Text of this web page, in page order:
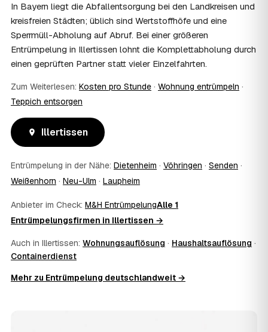
Zentrum vermittelt die Entrümpler, entscheidet aber nicht
über die Kostenübernahme.
08 Bekomme ich einen Entsorgungsnachweis?
Ja. Die Partner entsorgen über zugelassene Höfe und
stellen auf Wunsch einen Entsorgungsnachweis aus —
oder die eigene Dokumentation.
09 Muss ich bei der Entrümpelung anwesend sein?
Nicht zwingend. Viele Kunden in Illertissen sind nur zur
Übergabe und zum Abschluss vor Ort; den genauen
Ablauf — etwa die Schlüsselübergabe — stimmen Sie
10 Was ist im Festpreis enthalten?
Der Festpreis deckt in der Regel das komplette
fachgerechte Entsorgung ab — auf Wunsch inklusive
besenreiner Übergabe. Es gibt keine versteckten
Wertgegenstände senken den Endpreis zusätzlich.
11
Was kostet die Anfrage über AWL Zentrum?
Die Anfrage ist kostenlos und unverbindlich. AWL
In Bayern liegt die Abfallentsorgung bei den Landkreisen und
kreisfreien Städten; üblich sind Wertstoffhöfe und eine
Sperrmüll-Abholung auf Abruf. Bei einer größeren
Entrümpelung in Illertissen lohnt die Komplettabholung durch
einen geprüften Partner statt vieler Einzelfahrten.
Zum Weiterlesen: Kosten pro Stunde · Wohnung entrümpeln ·
Teppich entsorgen
Illertissen
Entrümpelung in der Nähe: Dietenheim · Vöhringen · Senden ·
Weißenhorn · Neu-Ulm · Laupheim
Anbieter im Check: M&H EntrümpelungAlle 1
Entrümpelungsfirmen in Illertissen →
Auch in Illertissen: Wohnungsauflösung · Haushaltsauflösung ·
Containerdienst
Mehr zu Entrümpelung deutschlandweit →